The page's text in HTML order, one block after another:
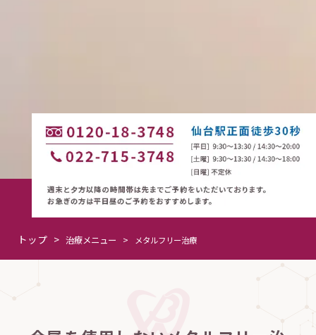
トップ > 治療メニュー > メタルフリー治療